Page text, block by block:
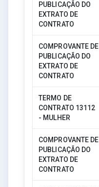
PUBLICAÇÃO DO
EXTRATO DE
CONTRATO
COMPROVANTE DE
PUBLICAÇÃO DO
EXTRATO DE
CONTRATO
TERMO DE
CONTRATO 13112
- MULHER
COMPROVANTE DE
PUBLICAÇÃO DO
EXTRATO DE
CONTRATO